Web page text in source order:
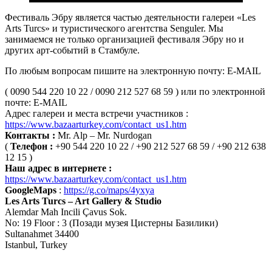
Фестиваль Эбру является частью деятельности галереи «Les
Arts Turcs» и туристического агентства Senguler. Мы
занимаемся не только организацией фестиваля Эбру но и
других арт-событий в Стамбуле.
По любым вопросам пишите на электронную почту: E-MAIL
( 0090 544 220 10 22 / 0090 212 527 68 59 ) или по электронной
почте: E-MAIL
Адрес галереи и места встречи участников :
https://www.bazaarturkey.com/contact_us1.htm
Контакты : Mr. Alp – Mr. Nurdogan
( Телефон : +90 544 220 10 22 / +90 212 527 68 59 / +90 212 638
12 15 )
Наш адрес в интернете :
https://www.bazaarturkey.com/contact_us1.htm
GoogleMaps : https://g.co/maps/4yxya
Les Arts Turcs – Art Gallery & Studio
Alemdar Mah Incili Çavus Sok.
No: 19 Floor : 3 (Позади музея Цистерны Базилики)
Sultanahmet 34400
Istanbul, Turkey